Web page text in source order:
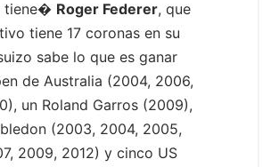
tiene� Roger Federer, que
tiene 17 coronas en su
sabe lo que es ganar
de Australia (2004, 2006,
un Roland Garros (2009),
(2003, 2004, 2005,
2009, 2012) y cinco US